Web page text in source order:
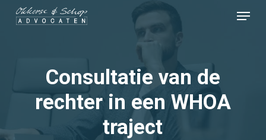
Skip
Menu
Consultatie van de
rechter in een WHOA
traject